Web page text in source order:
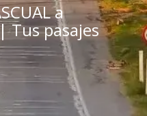
a
Tus pasajes